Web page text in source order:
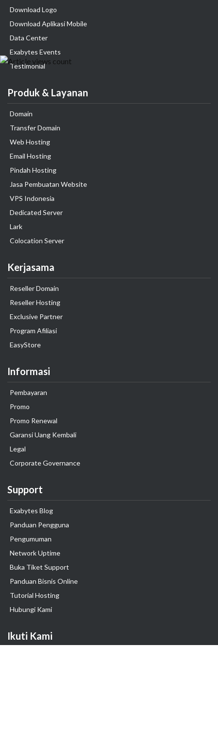
Download Logo
Download Aplikasi Mobile
Data Center
Exabytes Events
Testimonial
Produk & Layanan
Domain
Transfer Domain
Web Hosting
Email Hosting
Pindah Hosting
Jasa Pembuatan Website
VPS Indonesia
Dedicated Server
Lark
Colocation Server
Kerjasama
Reseller Domain
Reseller Hosting
Exclusive Partner
Program Afiliasi
EasyStore
Informasi
Pembayaran
Promo
Promo Renewal
Garansi Uang Kembali
Legal
Corporate Governance
Support
Exabytes Blog
Panduan Pengguna
Pengumuman
Network Uptime
Buka Tiket Support
Panduan Bisnis Online
Tutorial Hosting
Hubungi Kami
Ikuti Kami